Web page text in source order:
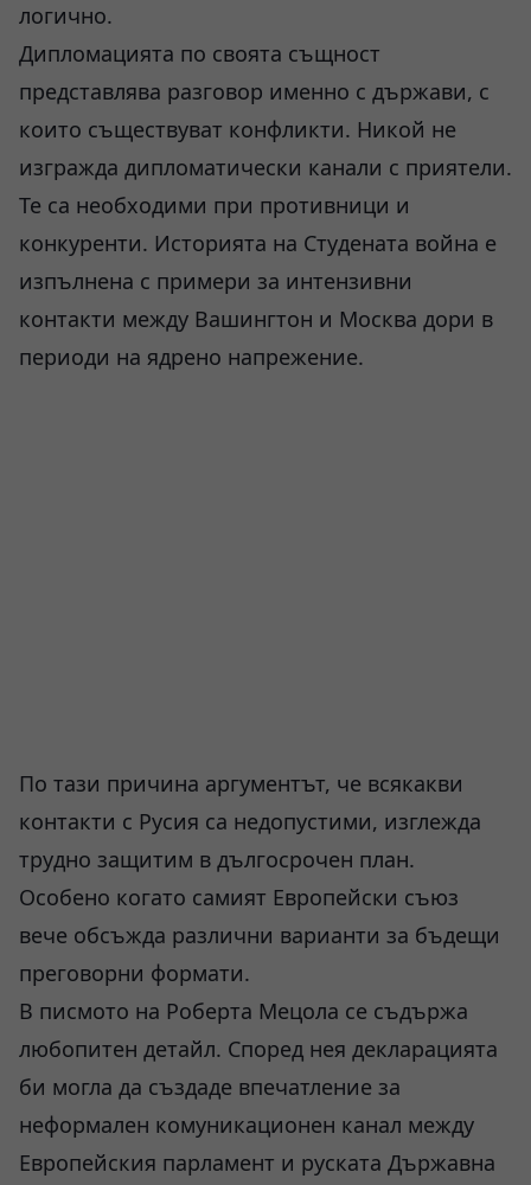
логично.
Дипломацията по своята същност
представлява разговор именно с държави, с
които съществуват конфликти. Никой не
изгражда дипломатически канали с приятели.
Те са необходими при противници и
конкуренти. Историята на Студената война е
изпълнена с примери за интензивни
контакти между Вашингтон и Москва дори в
периоди на ядрено напрежение.
По тази причина аргументът, че всякакви
контакти с Русия са недопустими, изглежда
трудно защитим в дългосрочен план.
Особено когато самият Европейски съюз
вече обсъжда различни варианти за бъдещи
преговорни формати.
В писмото на Роберта Мецола се съдържа
любопитен детайл. Според нея декларацията
би могла да създаде впечатление за
неформален комуникационен канал между
Европейския парламент и руската Държавна